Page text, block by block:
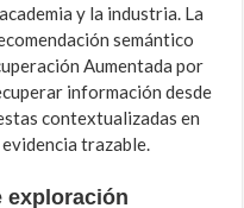
y la industria. La
semántico
Aumentada por
información desde
contextualizadas en
trazable.
exploración